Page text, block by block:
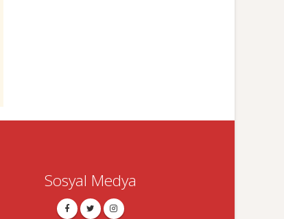
Sosyal Medya